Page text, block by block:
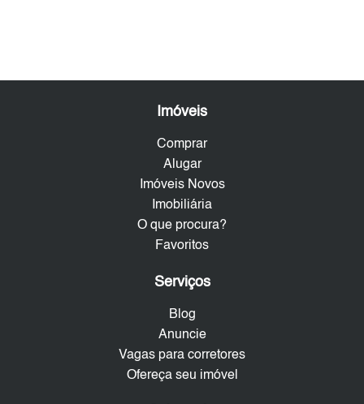
Imóveis
Comprar
Alugar
Imóveis Novos
Imobiliária
O que procura?
Favoritos
Serviços
Blog
Anuncie
Vagas para corretores
Ofereça seu imóvel